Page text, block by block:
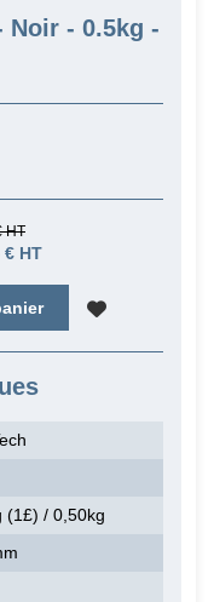
Noir - 0.5kg -
HT
€ HT
(1£) / 0,50kg